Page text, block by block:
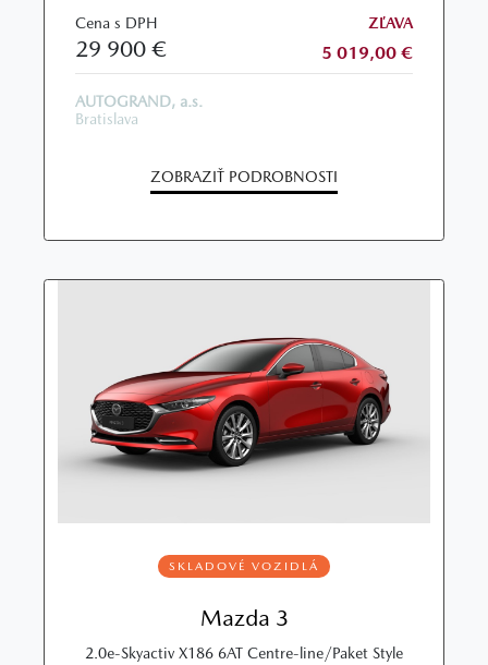
Cena s DPH
29 900 €
ZĽAVA
5 019,00 €
AUTOGRAND, a.s.
Bratislava
ZOBRAZIŤ PODROBNOSTI
SKLADOVÉ VOZIDLÁ
Mazda 3
2.0e-Skyactiv X186 6AT Centre-line/Paket Style